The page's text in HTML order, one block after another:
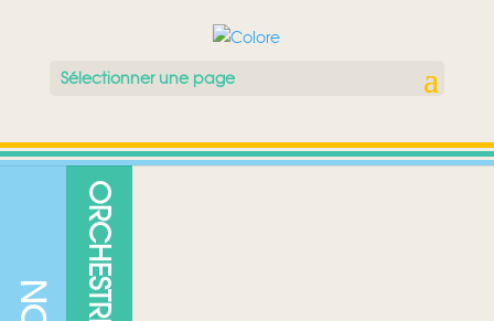
Sélectionner une page